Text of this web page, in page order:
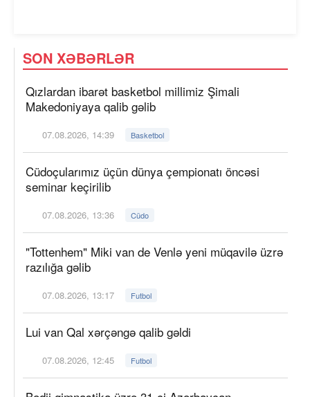
SON XƏBƏRLƏR
Qızlardan ibarət basketbol millimiz Şimali
Makedoniyaya qalib gəlib
07.08.2026, 14:39 Basketbol
Cüdoçularımız üçün dünya çempionatı öncəsi
seminar keçirilib
07.08.2026, 13:36 Cüdo
"Tottenhem" Miki van de Venlə yeni müqavilə üzrə
razılığa gəlib
07.08.2026, 13:17 Futbol
Lui van Qal xərçəngə qalib gəldi
07.08.2026, 12:45 Futbol